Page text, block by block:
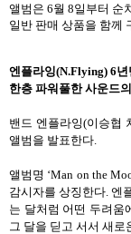
앨범은 6월 8일부터 순
일반 판매 상품을 함께
엔플라잉(N.Flying) 6년
한층 파워풀한 사운드
밴드 엔플라잉(이승협
앨범을 발표한다
앨범명 ‘Man on the
감시자를 상징한다 엔
는 달처럼 어떤 두려움
그 달을 딛고 서서 새